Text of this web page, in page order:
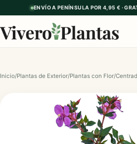
ENVÍO A PENÍNSULA POR 4,95 € ·
Inicio/Plantas de Exterior/Plantas con Flor/